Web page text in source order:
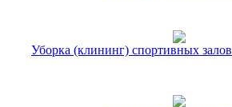
Уборка (клининг) спортивных